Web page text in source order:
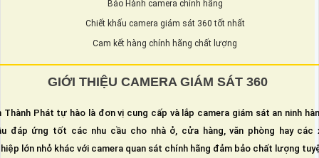
Bảo Hành camera chính hãng
Chiết khấu camera giám sát 360 tốt nhất
Cam kết hàng chính hãng chất lượng
GIỚI THIỆU CAMERA GIÁM SÁT 360
Thành Phát tự hào là đơn vị cung cấp và lắp camera giám sát an ninh
đáp ứng tốt các nhu cầu cho nhà ở, cửa hàng, văn phòng hay các
lớn nhỏ khác với camera quan sát chính hãng đảm bảo chất lượng